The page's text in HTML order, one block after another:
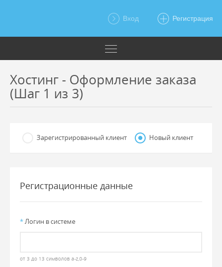
Вход Регистрация
Хостинг - Оформление заказа
(Шаг 1 из 3)
Зарегистрированный клиент Новый клиент
Регистрационные данные
*Логин в системе
от 3 до 13 символов a-z,0-9